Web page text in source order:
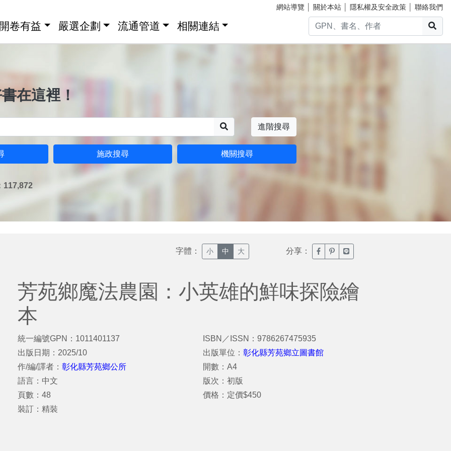
網站導覽 關於本站 隱私權及安全政策 聯絡我們
卷有益 嚴選企劃 流通管道 相關連結
在這裡！
進階搜尋
施政搜尋 機關搜尋
117,872
字體： 小 中 大 分享： 臉書分享(另開新視窗)
噗浪分享(另開新視窗)
Line分享(另開新視窗)
芳苑鄉魔法農園：小英雄的鮮味探險繪
本
統一編號GPN：1011401137
出版日期：2025/10
作/編/譯者： 彰化縣芳苑鄉公所
語言：中文
頁數：48
裝訂：精裝
ISBN／ISSN：9786267475935
出版單位：彰化縣芳苑鄉立圖書館
開數：A4
版次：初版
價格：定價$450